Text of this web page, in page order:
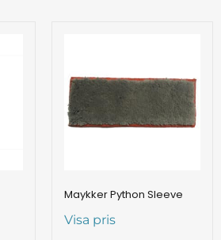
Maykker Python Sleeve
Visa pris